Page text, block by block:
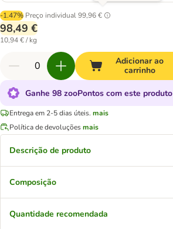
-1.47% Preço individual99,96 €
98,49 €
10,94 € / kg
Adicionar ao
carrinho
Ganhe 98 zooPontos com este produto
Entrega em 2-5 dias úteis. mais
Política de devoluçõesmais
Descrição de produto
Composição
Quantidade recomendada